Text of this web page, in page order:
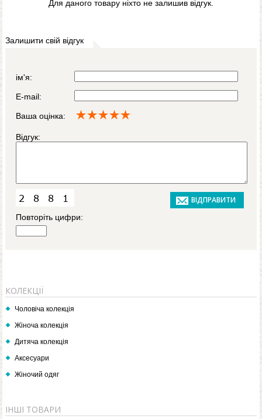
Для даного товару ніхто не залишив відгук.
Залишити свій відгук
ім'я:
E-mail:
Ваша оцінка:
Відгук:
Повторіть цифри:
КОЛЕКЦІЇ
Чоловіча колекція
Жіноча колекція
Дитяча колекція
Аксесуари
Жіночий одяг
ІНШІ ТОВАРИ